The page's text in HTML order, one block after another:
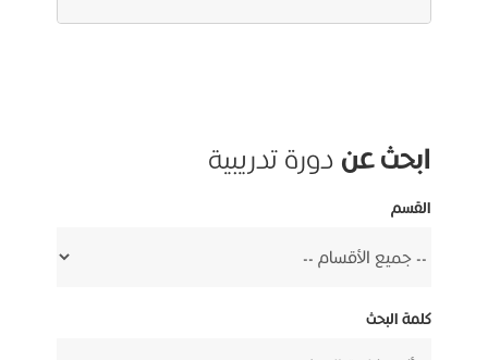
ابحث عن دورة تدريبية
القسم
كلمة البحث